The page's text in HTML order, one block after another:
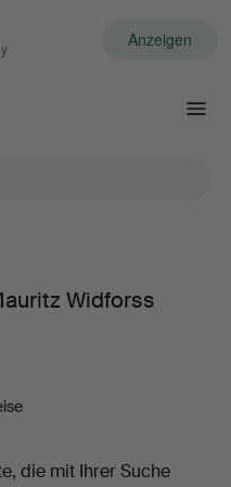
Anzeigen
Widforss
die mit Ihrer Suche